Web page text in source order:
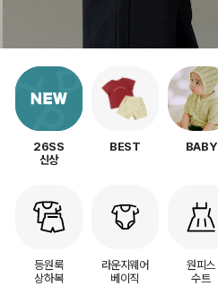
26SS
신상
BEST BABY
등원룩
상하복
라운지웨어
베이직
원피스
수트